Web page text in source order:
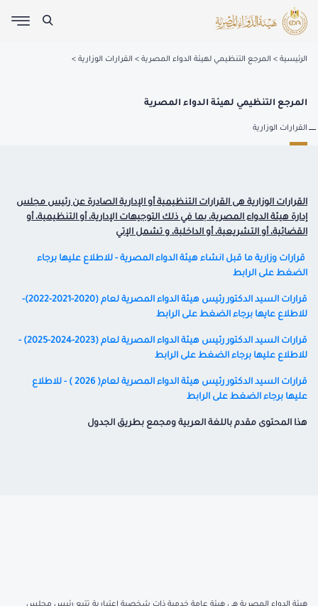
الرئيسية المرجع التنظيمي لهيئة الدواء المصرية القرارات الوزارية
المرجع التنظيمي لهيئة الدواء المصرية
القرارات الوزارية
القرارات الوزارية هى القرارات التنظيمية أو الإدارية الصادرة عن رئيس مجلس
إدارة هيئة الدواء المصرية، بما في ذلك التوجيهات الإدارية، أو التنظيمية، أو
القضائية، أو التشريعية، أو الداخلية، و تشمل الإتي
قرارات وزارية ما قبل انشاء هيئة الدواء المصرية - للاطلاع عليها برجاء
الضغط على الرابط
قرارات السيد الدكتور رئيس هيئة الدواء المصرية لعام (2020-2021-2022)-
للاطلاع عايها برجاء الضغط على الرابط
قرارات السيد الدكتور رئيس هيئة الدواء المصرية لعام (2023-2024-2025) -
للاطلاع عليها برجاء الضغط على الرابط
قرارات السيد الدكتور رئيس هيئة الدواء المصرية لعام( 2026 ) - للاطلاع
عليها برجاء الضغط على الرابط
هذا المحتوى مقدم باللغة العربية ومجمع بطريق الجدول